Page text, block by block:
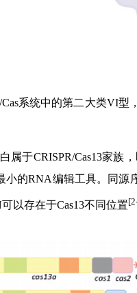
Cas系统中的第二大类VI
于CRISPR/Cas13家族，
小的RNA编辑工具。同
以存在于Cas13不同位置